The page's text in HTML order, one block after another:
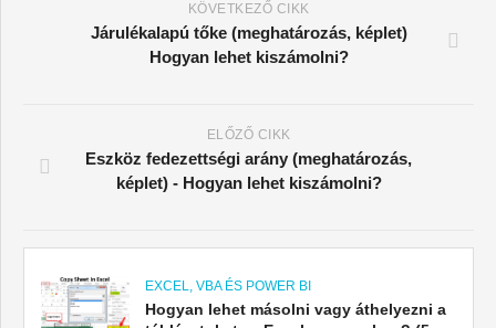
KÖVETKEZŐ CIKK
Járulékalapú tőke (meghatározás, képlet)
Hogyan lehet kiszámolni?
ELŐZŐ CIKK
Eszköz fedezettségi arány (meghatározás,
képlet) - Hogyan lehet kiszámolni?
EXCEL, VBA ÉS POWER BI
Hogyan lehet másolni vagy áthelyezni a